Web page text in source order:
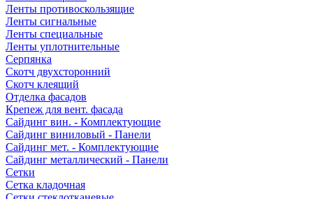
Ленты противоскользящие
Ленты сигнальные
Ленты специальные
Ленты уплотнительные
Серпянка
Скотч двухсторонний
Скотч клеящий
Отделка фасадов
Крепеж для вент. фасада
Сайдинг вин. - Комплектующие
Сайдинг виниловый - Панели
Сайдинг мет. - Комплектующие
Сайдинг металлический - Панели
Сетки
Сетка кладочная